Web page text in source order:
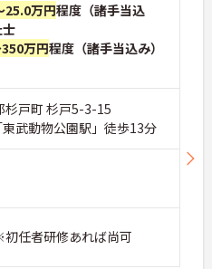
25.0万円程度（諸手当込
万円程度（諸手当込み）
杉戸町 杉戸5-3-15
武動物公園駅」徒歩13分
任者研修あれば尚可